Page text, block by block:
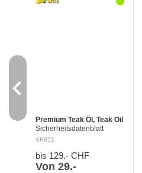
Premium Teak Öl, Teak Oil
Sicherheitsdatenblatt
Signalwort : Gefahr H304
Eindringen in die
Atemwege tödlich sein.
SR851
bis 129.- CHF
Von 29.-
navigate_before